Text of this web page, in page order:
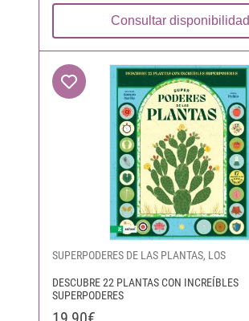
Consultar disponibilidad
SUPERPODERES DE LAS PLANTAS, LOS
DESCUBRE 22 PLANTAS CON INCREÍBLES
SUPERPODERES